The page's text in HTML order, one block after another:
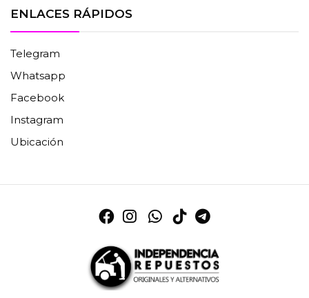
ENLACES RÁPIDOS
Telegram
Whatsapp
Facebook
Instagram
Ubicación